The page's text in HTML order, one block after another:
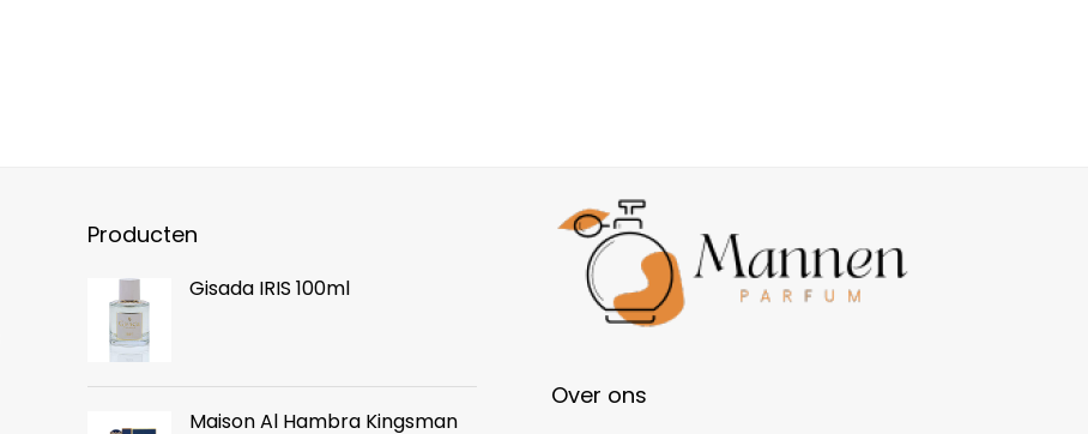
Producten
Gisada IRIS 100ml
Maison Al Hambra Kingsman
Over ons